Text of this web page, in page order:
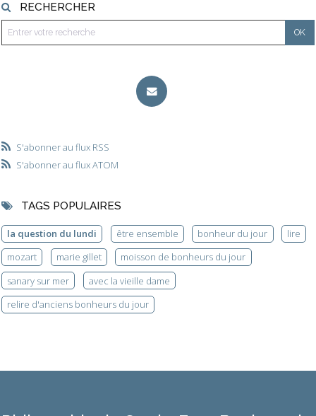
RECHERCHER
S'abonner au flux RSS
S'abonner au flux ATOM
TAGS POPULAIRES
la question du lundi être ensemble bonheur du jour
lire
mozart
marie gillet
moisson de bonheurs du jour
sanary sur mer
avec la vieille dame
relire d'anciens bonheurs du jour